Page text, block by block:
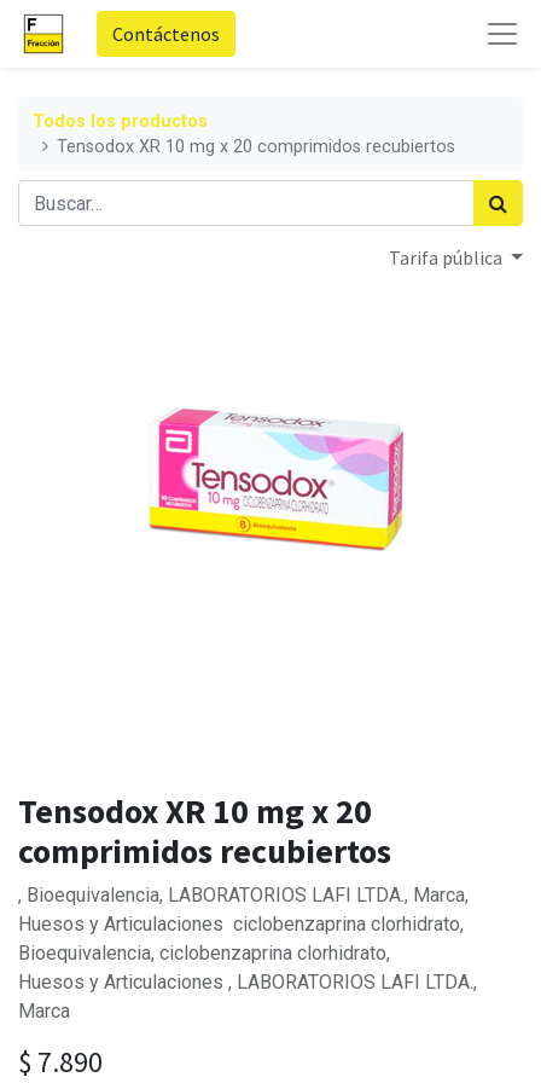
Contáctenos
Todos los productos
Tensodox XR 10 mg x 20 comprimidos recubiertos
Tarifa pública
Tensodox XR 10 mg x 20
comprimidos recubiertos
, Bioequivalencia, LABORATORIOS LAFI LTDA., Marca,
Huesos y Articulaciones ciclobenzaprina clorhidrato,
Bioequivalencia, ciclobenzaprina clorhidrato,
Huesos y Articulaciones , LABORATORIOS LAFI LTDA.,
Marca
$ 7.890